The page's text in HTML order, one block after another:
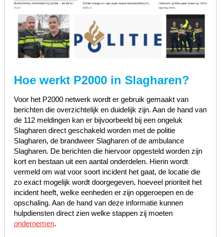
Hoe werkt P2000 in Slagharen?
Voor het P2000 netwerk wordt er gebruik gemaakt van
berichten die overzichtelijk en duidelijk zijn. Aan de hand van
de 112 meldingen kan er bijvoorbeeld bij een ongeluk
Slagharen direct geschakeld worden met de politie
Slagharen, de brandweer Slagharen of de ambulance
Slagharen. De berichten die hiervoor opgesteld worden zijn
kort en bestaan uit een aantal onderdelen. Hierin wordt
vermeld om wat voor soort incident het gaat, de locatie die
zo exact mogelijk wordt doorgegeven, hoeveel prioriteit het
incident heeft, welke eenheden er zijn opgeroepen en de
opschaling. Aan de hand van deze informatie kunnen
hulpdiensten direct zien welke stappen zij moeten
ondernemen.